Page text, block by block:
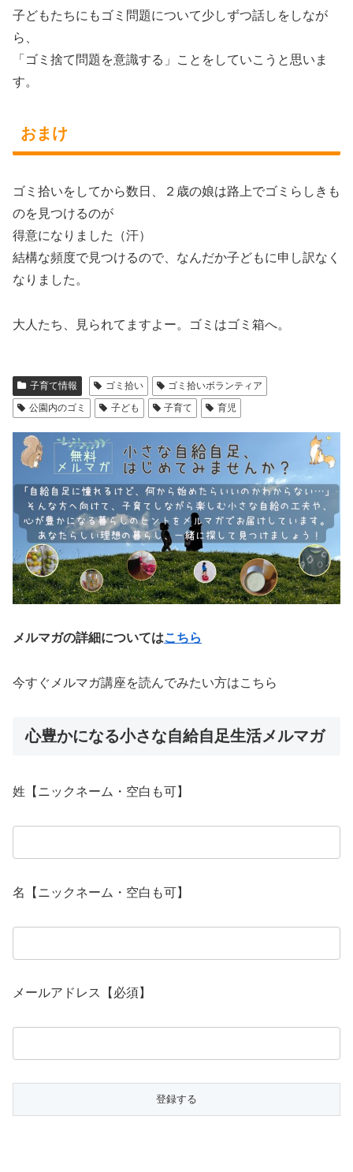
子どもたちにもゴミ問題について少しずつ話しをしなが
ら、
「ゴミ捨て問題を意識する」ことをしていこうと思いま
す。
おまけ
ゴミ拾いをしてから数日、２歳の娘は路上でゴミらしきも
のを見つけるのが
得意になりました（汗）
結構な頻度で見つけるので、なんだか子どもに申し訳なく
なりました。
大人たち、見られてますよー。ゴミはゴミ箱へ。
子育て情報 ゴミ拾い
ゴミ拾いボランティア
公園内のゴミ
子ども 子育て 育児
メルマガの詳細についてはこちら
今すぐメルマガ講座を読んでみたい方はこちら
心豊かになる小さな自給自足生活メルマガ
姓【ニックネーム・空白も可】
名【ニックネーム・空白も可】
メールアドレス【必須】